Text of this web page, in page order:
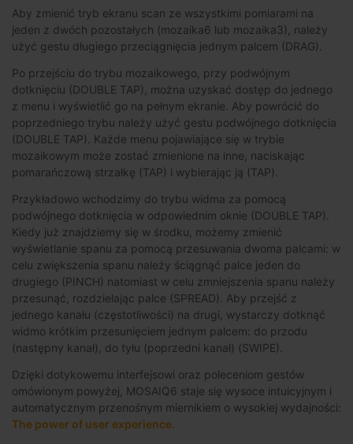
Aby zmienić tryb ekranu scan ze wszystkimi pomiarami na
jeden z dwóch pozostałych (mozaika6 lub mozaika3), należy
użyć gestu długiego przeciągnięcia jednym palcem (DRAG).
Po przejściu do trybu mozaikowego, przy podwójnym
dotknięciu (DOUBLE TAP), można uzyskać dostęp do jednego
z menu i wyświetlić go na pełnym ekranie. Aby powrócić do
poprzedniego trybu należy użyć gestu podwójnego dotknięcia
(DOUBLE TAP). Każde menu pojawiające się w trybie
mozaikowym może zostać zmienione na inne, naciskając
pomarańczową strzałkę (TAP) i wybierając ją (TAP).
Przykładowo wchodzimy do trybu widma za pomocą
podwójnego dotknięcia w odpowiednim oknie (DOUBLE TAP).
Kiedy już znajdziemy się w środku, możemy zmienić
wyświetlanie spanu za pomocą przesuwania dwoma palcami: w
celu zwiększenia spanu należy ściągnąć palce jeden do
drugiego (PINCH) natomiast w celu zmniejszenia spanu należy
przesunąć, rozdzielając palce (SPREAD). Aby przejść z
jednego kanału (częstotliwości) na drugi, wystarczy dotknąć
widmo krótkim przesunięciem jednym palcem: do przodu
(następny kanał), do tyłu (poprzedni kanał) (SWIPE).
Dzięki dotykowemu interfejsowi oraz poleceniom gestów
omówionym powyżej, MOSAIQ6 staje się wysoce intuicyjnym i
automatycznym przenośnym miernikiem o wysokiej wydajności:
The power of user experience.